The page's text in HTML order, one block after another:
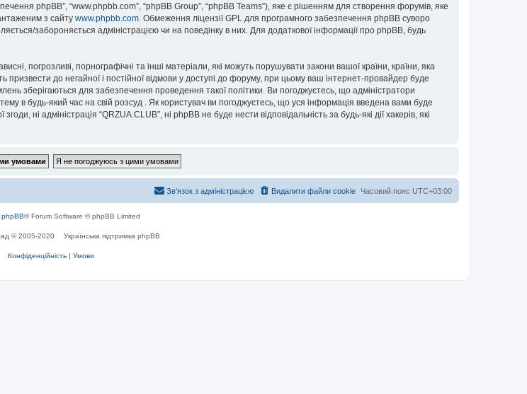
phpBB”, “www.phpbb.com”, “phpBB Group”, “phpBB Teams”), яке є рішенням для створення форумів, яке
з сайту www.phpbb.com . Обмеження ліцензії GPL для програмного забезпечення phpBB суворо
забороняється адміністрацією чи на поведінку в них. Для додаткової інформації про phpBB, будь
погрозливі, порнографічні та інші матеріали, які можуть порушувати закони вашої країни, країни, яка
до негайної і постійної відмови у доступі до форуму, при цьому ваш інтернет-провайдер буде
зберігаються для забезпечення проведення такої політики. Ви погоджуєтесь, що адміністратори
в будь-який час на свій розсуд . Як користувач ви погоджуєтесь, що уся інформація введена вами буде
ні адміністрація “QRZUA.CLUB”, ні phpBB не буде нести відповідальність за будь-які дії хакерів, які
Часовий пояс UTC+03:00
Видалити файли cookie
Зв'язок з адміністрацією
phpBB® Forum Software © phpBB Limited
© 2005-2020 Українська підтримка phpBB
Конфіденційність | Умови